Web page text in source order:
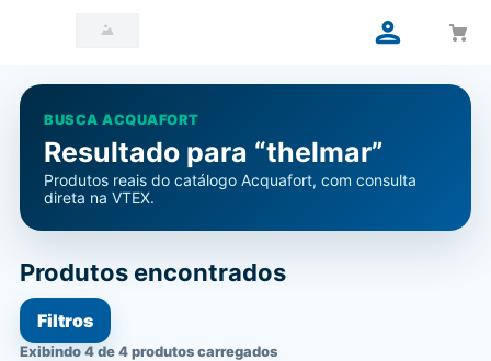
BUSCA ACQUAFORT
Resultado para “thelmar”
Produtos reais do catálogo Acquafort, com consulta
direta na VTEX.
Produtos encontrados
Filtros
Exibindo 4 de 4 produtos carregados